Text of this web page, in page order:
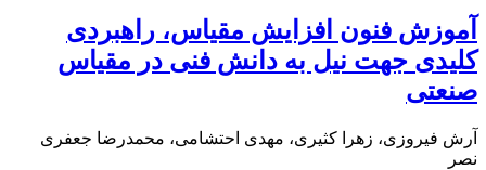
آموزش فنون افزایش مقیاس، راهبردی
کلیدی جهت نیل به دانش فنی در مقیاس
صنعتی
آرش فیروزی، زهرا کثیری، مهدی احتشامی، محمدرضا جعفری
نصر